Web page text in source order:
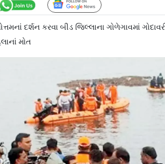
Follow Us
દર્શન કરવા બીડ જિલ્લાના ગોળેગાવમાં
મોત